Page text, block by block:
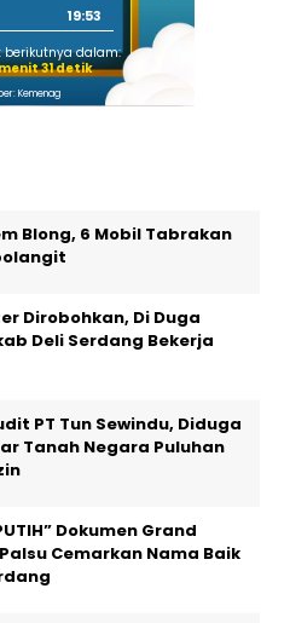
19:53
berikutnya dalam:
menit 31 detik
Kemenag
Blong, 6 Mobil Tabrakan
Dirobohkan, Di Duga
Deli Serdang Bekerja
PT Tun Sewindu, Diduga
Tanah Negara Puluhan
Dokumen Grand
Cemarkan Nama Baik